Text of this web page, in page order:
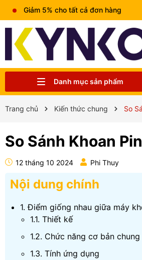
Miễn phí vận chuyển đơn hàng trên
Danh mục sản phẩm
Trang chủ Kiến thức chung So
So Sánh Khoan
12 tháng 10 2024 Phi Thuy
Nội dung chính
1. Điểm giống nhau giữa máy
1.1. Thiết kế
1.2. Chức năng cơ bản chung
1.3. Tính ứng dụng